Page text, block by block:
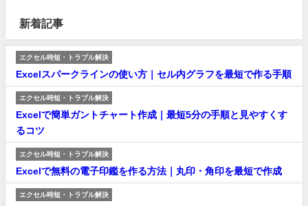
新着記事
エクセル時短・トラブル解決
Excelスパークラインの使い方｜セル内グラフを最短で作る手順
エクセル時短・トラブル解決
Excelで簡単ガントチャート作成｜最短5分の手順と見やすくす
るコツ
エクセル時短・トラブル解決
Excelで無料の電子印鑑を作る方法｜丸印・角印を最短で作成
エクセル時短・トラブル解決